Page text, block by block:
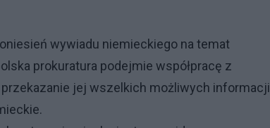
wywiadu niemieckiego na temat
prokuratura podejmie współpracę z
jej wszelkich możliwych informacji